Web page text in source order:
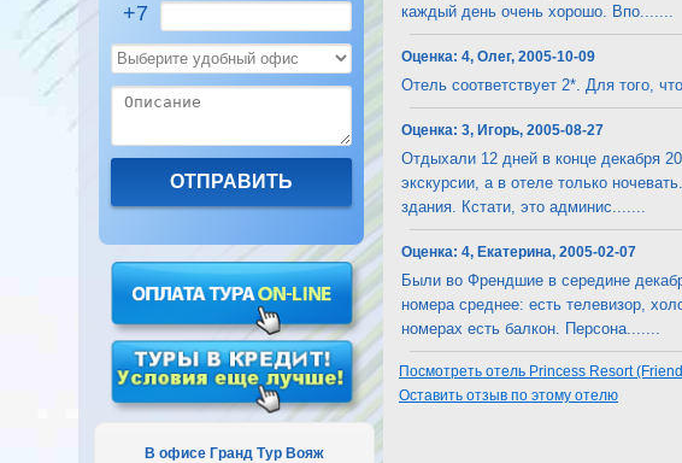
+7
В офисе Гранд Тур Вояж
каждый день очень хорошо. Впо.......
Оценка: 4, Олег, 2005-10-09
Отель соответствует 2*. Для того,
Оценка: 3, Игорь, 2005-08-27
Отдыхали 12 дней в конце декабря
экскурсии, а в отеле только
здания. Кстати, это админис.......
Оценка: 4, Екатерина, 2005-02-07
Были во Френдшие в середине
номера среднее: есть телевизор,
номерах есть балкон. Персона.......
Посмотреть отель Princess Resort
Оставить отзыв по этому отелю